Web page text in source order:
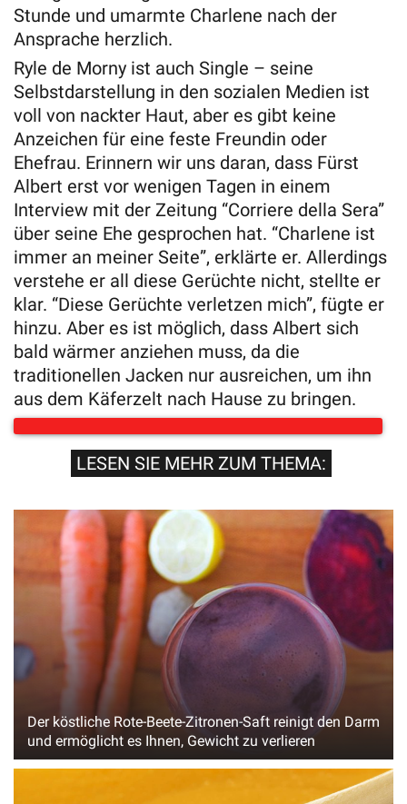
Stunde und umarmte Charlene nach der
Ansprache herzlich.
Ryle de Morny ist auch Single – seine
Selbstdarstellung in den sozialen Medien ist
voll von nackter Haut, aber es gibt keine
Anzeichen für eine feste Freundin oder
Ehefrau. Erinnern wir uns daran, dass Fürst
Albert erst vor wenigen Tagen in einem
Interview mit der Zeitung “Corriere della Sera”
über seine Ehe gesprochen hat. “Charlene ist
immer an meiner Seite”, erklärte er. Allerdings
verstehe er all diese Gerüchte nicht, stellte er
klar. “Diese Gerüchte verletzen mich”, fügte er
hinzu. Aber es ist möglich, dass Albert sich
bald wärmer anziehen muss, da die
traditionellen Jacken nur ausreichen, um ihn
aus dem Käferzelt nach Hause zu bringen.
LESEN SIE MEHR ZUM THEMA:
Der köstliche Rote-Beete-Zitronen-Saft reinigt den Darm
und ermöglicht es Ihnen, Gewicht zu verlieren